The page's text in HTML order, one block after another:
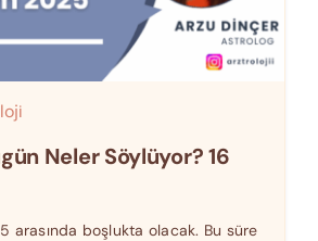
Neler Söylüyor? 16
arasında boşlukta olacak. Bu süre